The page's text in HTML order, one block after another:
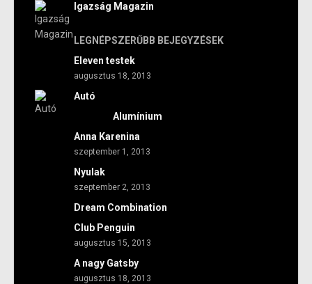
Igazság Magazin
LEGNÉPSZERŰBB BEJEGYZÉSEK
Eleven testek
augusztus 18, 2013
Autó
Alumínium
Anna Karenina
szeptember 1, 2013
Nyulak
szeptember 2, 2013
Dream Combination
Club Penguin
augusztus 15, 2013
A nagy Gatsby
augusztus 18, 2013